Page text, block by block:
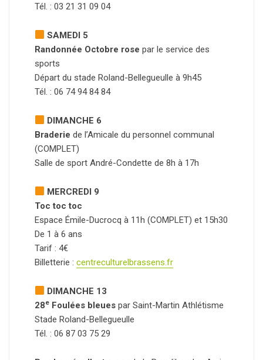
Tél. : 03 21 31 09 04
SAMEDI 5
Randonnée Octobre rose par le service des
sports
Départ du stade Roland-Bellegueulle à 9h45
Tél. : 06 74 94 84 84
DIMANCHE 6
Braderie de l’Amicale du personnel communal
(COMPLET)
Salle de sport André-Condette de 8h à 17h
MERCREDI 9
Toc toc toc
Espace Émile-Ducrocq à 11h (COMPLET) et 15h30
De 1 à 6 ans
Tarif : 4€
Billetterie : centreculturelbrassens.fr
DIMANCHE 13
28e Foulées bleues par Saint-Martin Athlétisme
Stade Roland-Bellegueulle
Tél. : 06 87 03 75 29